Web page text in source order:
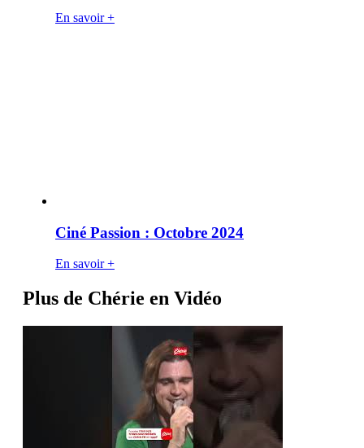
En savoir +
Ciné Passion : Octobre 2024
En savoir +
Plus de Chérie en Vidéo